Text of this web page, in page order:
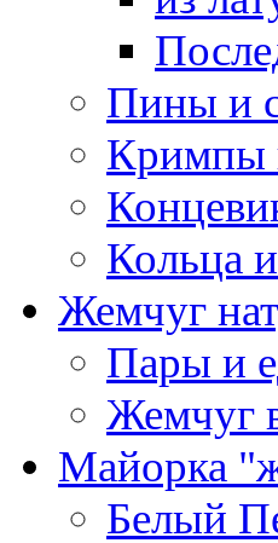
Пины и
Кримпы
Кольца
Жемчуг
Пары и
Жемчуг
Майорка
Белый